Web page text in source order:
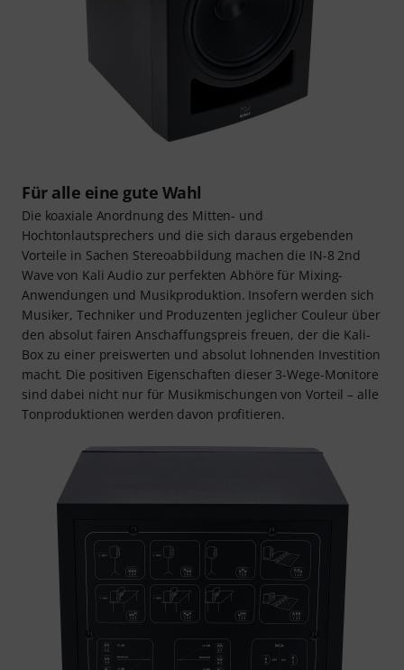
Für alle eine gute Wahl
Die koaxiale Anordnung des Mitten- und
Hochtonlautsprechers und die sich daraus ergebenden
Vorteile in Sachen Stereoabbildung machen die IN-8 2nd
Wave von Kali Audio zur perfekten Abhöre für Mixing-
Anwendungen und Musikproduktion. Insofern werden sich
Musiker, Techniker und Produzenten jeglicher Couleur über
den absolut fairen Anschaffungspreis freuen, der die Kali-
Box zu einer preiswerten und absolut lohnenden Investition
macht. Die positiven Eigenschaften dieser 3-Wege-Monitore
sind dabei nicht nur für Musikmischungen von Vorteil – alle
Tonproduktionen werden davon profitieren.